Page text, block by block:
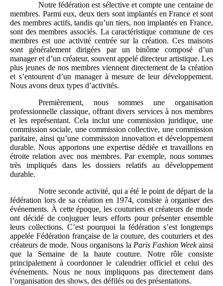
Notre fédération est sélective et compte une centaine de
membres. Parmi eux, deux tiers sont implantés en France et sont
des membres actifs, tandis qu’un tiers, non implantés en France,
sont des membres associés. La caractéristique commune de ces
membres est une activité centrée sur la création. Ces maisons
sont généralement dirigées par un binôme composé d’un
manager et d’un créateur, souvent appelé directeur artistique. Les
plus jeunes de nos membres viennent directement de la création
et s’entourent d’un manager à mesure de leur développement.
Nous avons deux types d’activités.
Premièrement, nous sommes une organisation
professionnelle classique, offrant divers services à nos membres
et les représentant. Cela inclut une commission juridique, une
commission sociale, une commission collective, une commission
paritaire, ainsi qu’une commission innovation et développement
durable. Nous apportons une expertise dédiée et travaillons en
étroite relation avec nos membres. Par exemple, nous sommes
très impliqués dans les dossiers relatifs au développement
durable.
Notre seconde activité, qui a été le point de départ de la
fédération lors de sa création en 1974, consiste à organiser des
événements. À cette époque, les couturiers et créateurs de mode
ont décidé de conjuguer leurs efforts pour présenter ensemble
leurs collections. C’est pourquoi la fédération s’est longtemps
appelée Fédération française de la couture, des couturiers et des
créateurs de mode. Nous organisons la Paris Fashion Weekainsi
que la Semaine de la haute couture. Notre rôle consiste
principalement à coordonner le calendrier officiel et celui des
événements. Nous ne nous impliquons pas directement dans
l’organisation des shows, des défilés ou des présentations.